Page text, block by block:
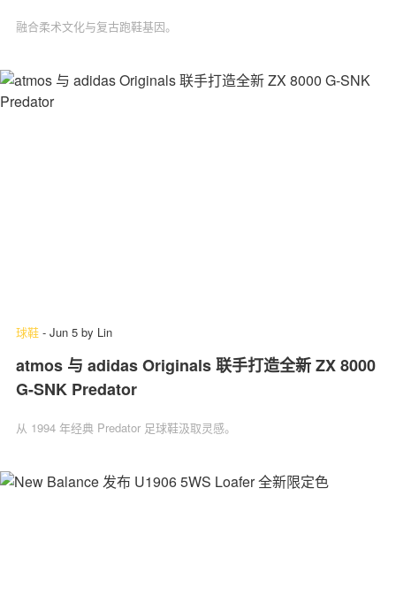
融合柔术文化与复古跑鞋基因。
球鞋 - Jun 5 by Lin
atmos 与 adidas Originals 联手打造全新 ZX 8000
G-SNK Predator
从 1994 年经典 Predator 足球鞋汲取灵感。